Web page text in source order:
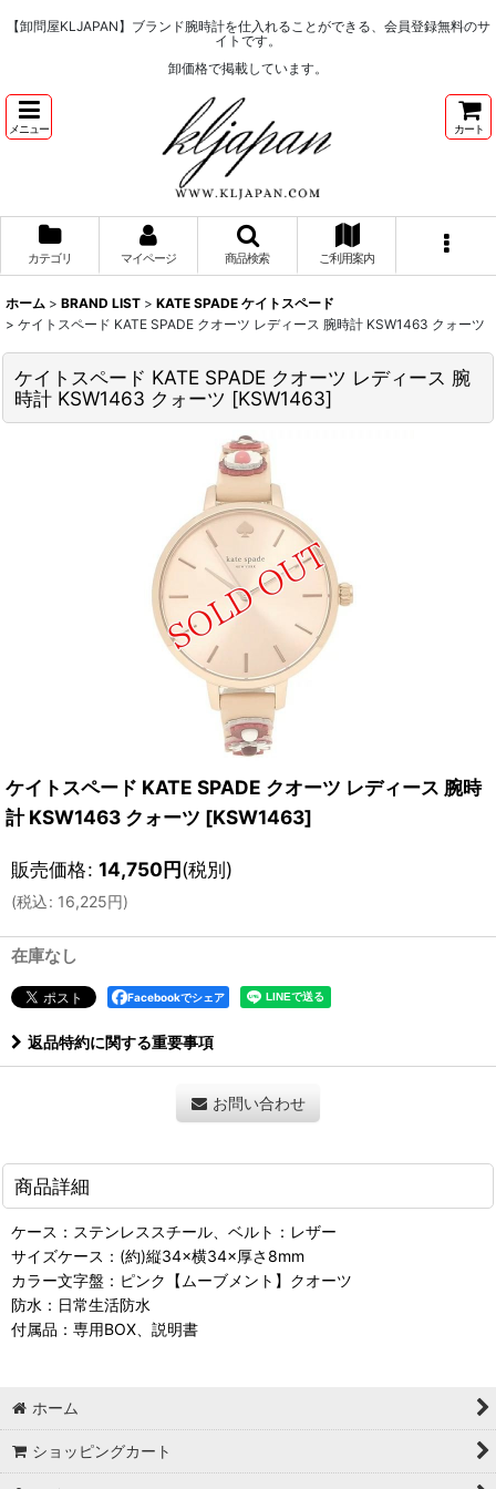
【卸問屋KLJAPAN】ブランド腕時計を仕入れることができる、会員登録無料のサ
イトです。
卸価格で掲載しています。
メニュー カート
カテゴリ マイページ 商品検索 ご利用案内
ホーム > BRAND LIST > KATE SPADE ケイトスペード
> ケイトスペード KATE SPADE クオーツ レディース 腕時計 KSW1463 クォーツ
ケイトスペード KATE SPADE クオーツ レディース 腕
時計 KSW1463 クォーツ [KSW1463]
ケイトスペード KATE SPADE クオーツ レディース 腕時
計 KSW1463 クォーツ [KSW1463]
販売価格: 14,750円(税別)
(税込: 16,225円)
在庫なし
Facebookでシェア
返品特約に関する重要事項
お問い合わせ
商品詳細
ケース：ステンレススチール、ベルト：レザー
サイズケース：(約)縦34×横34×厚さ8mm
カラー文字盤：ピンク【ムーブメント】クオーツ
防水：日常生活防水
付属品：専用BOX、説明書
ホーム
ショッピングカート